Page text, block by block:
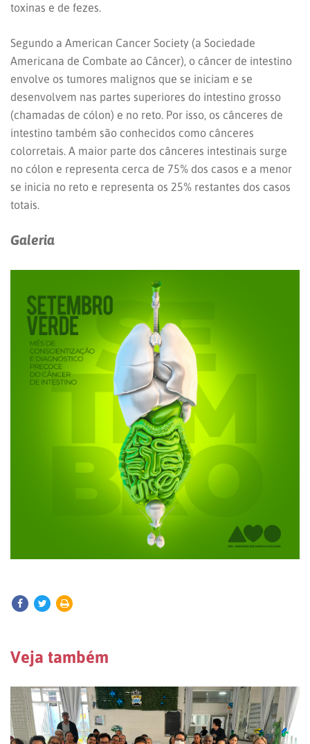
toxinas e de fezes.
Segundo a American Cancer Society (a Sociedade
Americana de Combate ao Câncer), o câncer de intestino
envolve os tumores malignos que se iniciam e se
desenvolvem nas partes superiores do intestino grosso
(chamadas de cólon) e no reto. Por isso, os cânceres de
intestino também são conhecidos como cânceres
colorretais. A maior parte dos cânceres intestinais surge
no cólon e representa cerca de 75% dos casos e a menor
se inicia no reto e representa os 25% restantes dos casos
totais.
Galeria
Veja também